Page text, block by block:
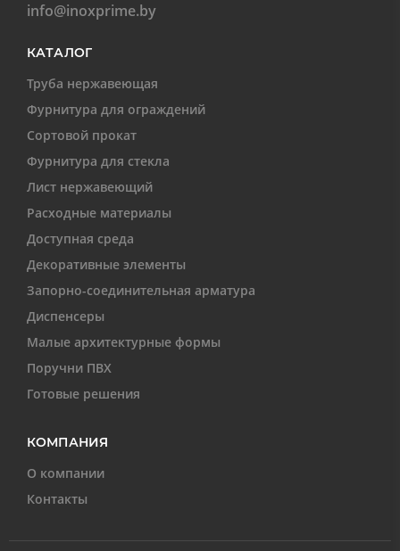
info@inoxprime.by
КАТАЛОГ
Труба нержавеющая
Фурнитура для ограждений
Сортовой прокат
Фурнитура для стекла
Лист нержавеющий
Расходные материалы
Доступная среда
Декоративные элементы
Запорно-соединительная арматура
Диспенсеры
Малые архитектурные формы
Поручни ПВХ
Готовые решения
КОМПАНИЯ
О компании
Контакты